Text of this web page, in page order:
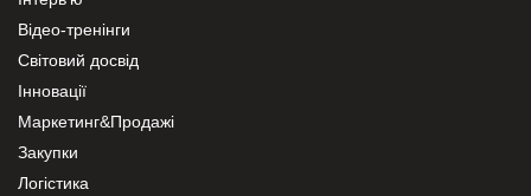
Відео-тренінги
Світовий досвід
Інновації
Маркетинг&Продажі
Закупки
Логістика